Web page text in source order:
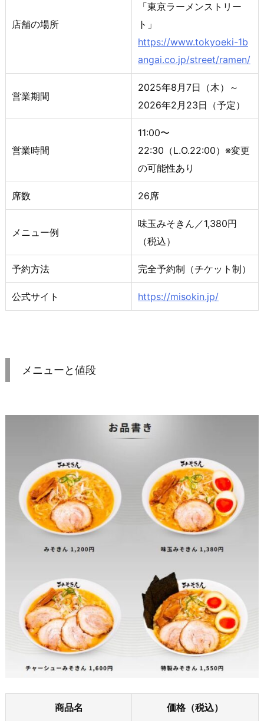
店舗の場所
「東京ラーメンストリー
ト」
https://www.tokyoeki-1b
angai.co.jp/street/ramen/
営業期間
2025年8月7日（木）～
2026年2月23日（予定）
営業時間
11:00〜
22:30（L.O.22:00）※変更
の可能性あり
席数 26席
メニュー例
味玉みそきん／1,380円
（税込）
予約方法 完全予約制（チケット制）
公式サイト https://misokin.jp/
メニューと値段
商品名 価格（税込）